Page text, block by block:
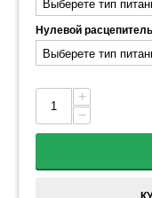
Нулевой
+
−